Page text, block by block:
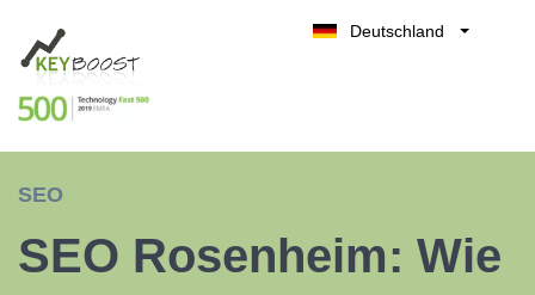
Deutschland
España
SEO
SEO Rosenheim: Wie